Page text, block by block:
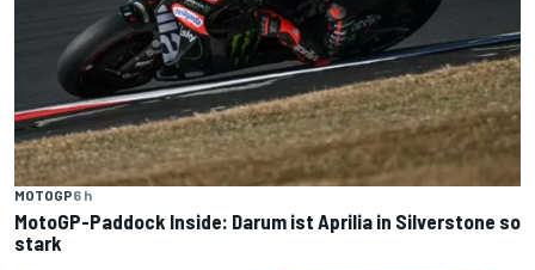
MOTOGP6 h
MotoGP-Paddock Inside: Darum ist Aprilia in Silverstone so
stark